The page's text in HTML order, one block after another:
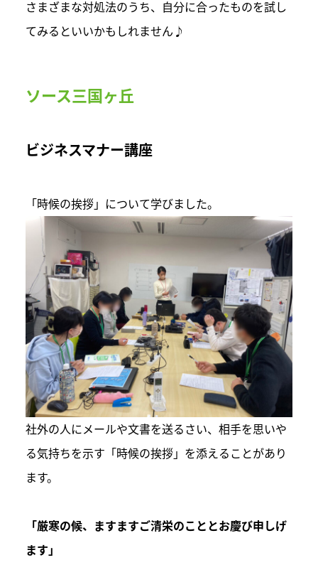
さまざまな対処法のうち、自分に合ったものを試し
てみるといいかもしれません♪
ソース三国ヶ丘
ビジネスマナー講座
「時候の挨拶」について学びました。
社外の人にメールや文書を送るさい、相手を思いや
る気持ちを示す「時候の挨拶」を添えることがあり
ます。
「厳寒の候、ますますご清栄のこととお慶び申しげ
ます」